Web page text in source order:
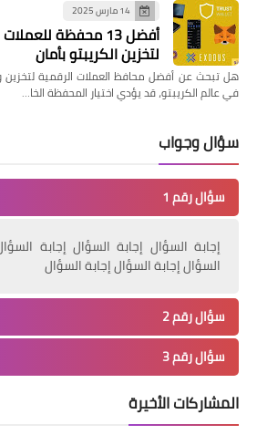
14 مارس 2025
لتخزين الكريبتو بأمان
هل تبحث عن أفضل محافظ العملات الرقمية لتخزين
في عالم الكريبتو، قد يؤدي اختيار المحفظة الخا…
سؤال وجواب
سؤال رقم 1
إجابة السؤال إجابة السؤال إجابة
السؤال إجابة السؤال إجابة السؤال
سؤال رقم 2
سؤال رقم 3
المشاركات الأخيرة